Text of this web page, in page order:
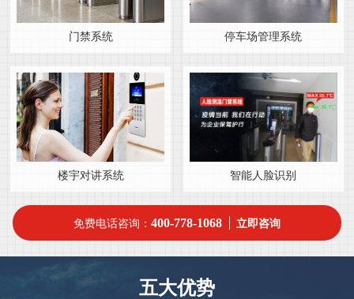
门禁系统 停车场管理系统
楼宇对讲系统 智能人脸识别
免费电话咨询：400-778-1068 立即咨询
五大优势